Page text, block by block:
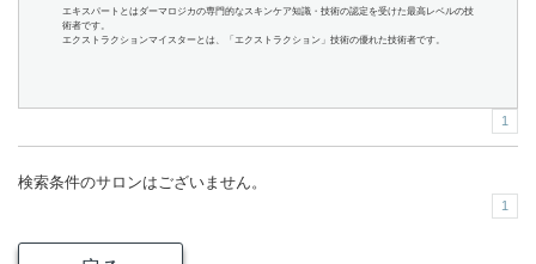
エキスパートとはダーマロジカの専門的なスキンケア知識・技術の認定を受けた最高レベルの技
術者です。
エクストラクションマイスターとは、「エクストラクション」技術の優れた技術者です。
1
検索条件のサロンはございません。
1